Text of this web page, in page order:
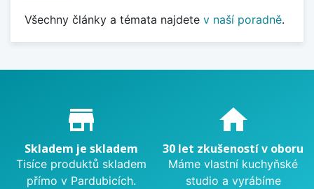
Všechny články a témata najdete v naší poradně.
Proč nakupovat u nás?
store_mall_directory
Skladem je skladem
Tisíce produktů skladem
přímo v Pardubicích.
home
30 let zkušeností v oboru
Máme vlastní kuchyňské
studio a vyrábíme